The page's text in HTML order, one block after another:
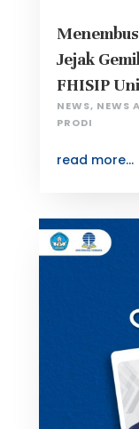
Jejak
FHISIP
NEWS, NEWS
PRODI
read more...